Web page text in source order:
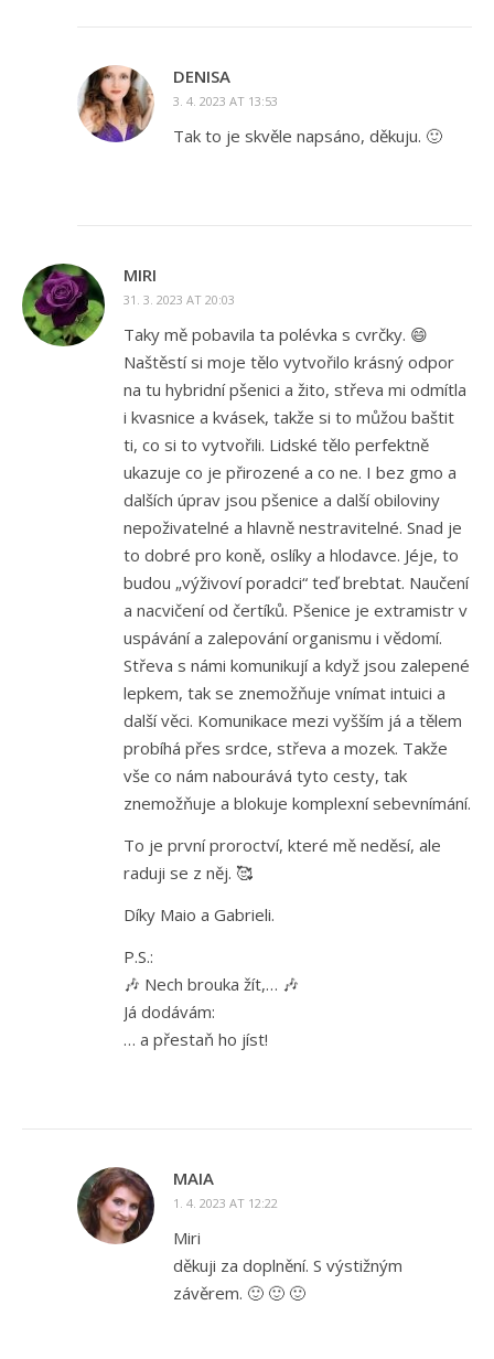
DENISA
3. 4. 2023 AT 13:53
Tak to je skvěle napsáno, děkuju. 🙂
MIRI
31. 3. 2023 AT 20:03
Taky mě pobavila ta polévka s cvrčky. 😄
Naštěstí si moje tělo vytvořilo krásný odpor
na tu hybridní pšenici a žito, střeva mi odmítla
i kvasnice a kvásek, takže si to můžou baštit
ti, co si to vytvořili. Lidské tělo perfektně
ukazuje co je přirozené a co ne. I bez gmo a
dalších úprav jsou pšenice a další obiloviny
nepoživatelné a hlavně nestravitelné. Snad je
to dobré pro koně, oslíky a hlodavce. Jéje, to
budou „výživoví poradci“ teď brebtat. Naučení
a nacvičení od čertíků. Pšenice je extramistr v
uspávání a zalepování organismu i vědomí.
Střeva s námi komunikují a když jsou zalepené
lepkem, tak se znemožňuje vnímat intuici a
další věci. Komunikace mezi vyšším já a tělem
probíhá přes srdce, střeva a mozek. Takže
vše co nám nabourává tyto cesty, tak
znemožňuje a blokuje komplexní sebevnímání.
To je první proroctví, které mě neděsí, ale
raduji se z něj. 🥰
Díky Maio a Gabrieli.
P.S.:
🎶 Nech brouka žít,… 🎶
Já dodávám:
… a přestaň ho jíst!
MAIA
1. 4. 2023 AT 12:22
Miri
děkuji za doplnění. S výstižným
závěrem. 🙂 🙂 🙂